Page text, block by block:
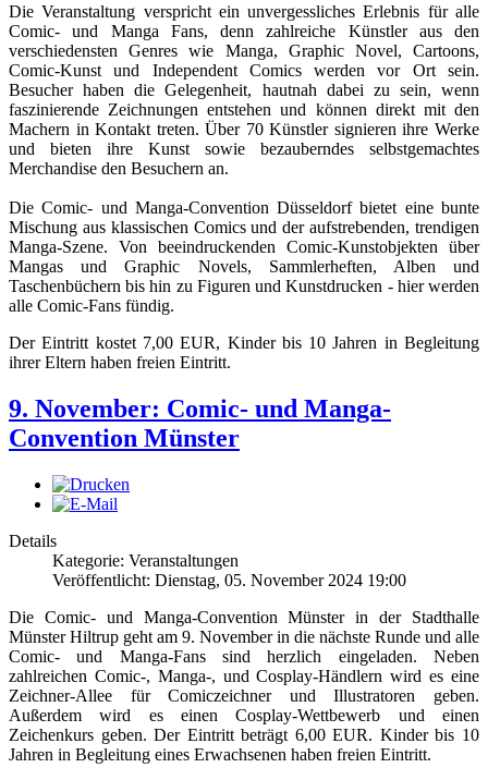
Die Veranstaltung verspricht ein unvergessliches Erlebnis für alle
Comic- und Manga Fans, denn zahlreiche Künstler aus den
verschiedensten Genres wie Manga, Graphic Novel, Cartoons,
Comic-Kunst und Independent Comics werden vor Ort sein.
Besucher haben die Gelegenheit, hautnah dabei zu sein, wenn
faszinierende Zeichnungen entstehen und können direkt mit den
Machern in Kontakt treten. Über 70 Künstler signieren ihre Werke
und bieten ihre Kunst sowie bezauberndes selbstgemachtes
Merchandise den Besuchern an.
Die Comic- und Manga-Convention Düsseldorf bietet eine bunte
Mischung aus klassischen Comics und der aufstrebenden, trendigen
Manga-Szene. Von beeindruckenden Comic-Kunstobjekten über
Mangas und Graphic Novels, Sammlerheften, Alben und
Taschenbüchern bis hin zu Figuren und Kunstdrucken - hier werden
alle Comic-Fans fündig.
Der Eintritt kostet 7,00 EUR, Kinder bis 10 Jahren in Begleitung
ihrer Eltern haben freien Eintritt.
9. November: Comic- und Manga-
Convention Münster
Details
Kategorie: Veranstaltungen
Veröffentlicht: Dienstag, 05. November 2024 19:00
Die Comic- und Manga-Convention Münster in der Stadthalle
Münster Hiltrup geht am 9. November in die nächste Runde und alle
Comic- und Manga-Fans sind herzlich eingeladen. Neben
zahlreichen Comic-, Manga-, und Cosplay-Händlern wird es eine
Zeichner-Allee für Comiczeichner und Illustratoren geben.
Außerdem wird es einen Cosplay-Wettbewerb und einen
Zeichenkurs geben. Der Eintritt beträgt 6,00 EUR. Kinder bis 10
Jahren in Begleitung eines Erwachsenen haben freien Eintritt.